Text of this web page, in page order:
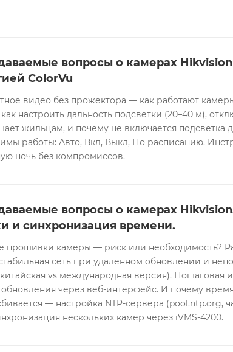
вопросы о камерах
ColorVu
видео без прожектора — как работают
настроить дальность подсветки (20–40 м),
жильцам, и почему не включается подсветка
работы: Авто, Вкл, Выкл, По расписанию.
ночь без компромиссов.
вопросы о камерах
и синхронизация времени.
прошивки камеры — риск или необходимость?
сеть при удаленном обновлении и
vs международная версия). Пошаговая
обновления через веб-интерфейс. И почему
— настройка NTP-сервера (pool.ntp.org,
нескольких камер через iVMS-4200.